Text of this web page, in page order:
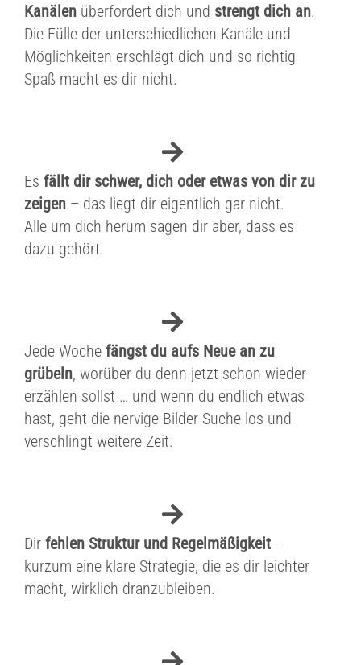
Kanälen überfordert dich und strengt dich an.
Die Fülle der unterschiedlichen Kanäle und
Möglichkeiten erschlägt dich und so richtig
Spaß macht es dir nicht.
Es fällt dir schwer, dich oder etwas von dir zu
zeigen – das liegt dir eigentlich gar nicht.
Alle um dich herum sagen dir aber, dass es
dazu gehört.
Jede Woche fängst du aufs Neue an zu
grübeln, worüber du denn jetzt schon wieder
erzählen sollst … und wenn du endlich etwas
hast, geht die nervige Bilder-Suche los und
verschlingt weitere Zeit.
Dir fehlen Struktur und Regelmäßigkeit –
kurzum eine klare Strategie, die es dir leichter
macht, wirklich dranzubleiben.